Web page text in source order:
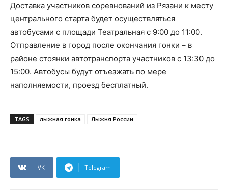
Доставка участников соревнований из Рязани к месту
центрального старта будет осуществляться
автобусами с площади Театральная с 9:00 до 11:00.
Отправление в город после окончания гонки – в
районе стоянки автотранспорта участников с 13:30 до
15:00. Автобусы будут отъезжать по мере
наполняемости, проезд бесплатный.
TAGS лыжная гонка Лыжня России
VK Telegram